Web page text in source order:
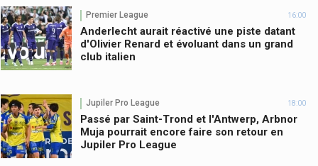
Premier League 16:00
Anderlecht aurait réactivé une piste datant
d'Olivier Renard et évoluant dans un grand
club italien
Jupiler Pro League 18:00
Passé par Saint-Trond et l'Antwerp, Arbnor
Muja pourrait encore faire son retour en
Jupiler Pro League